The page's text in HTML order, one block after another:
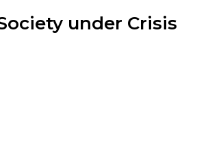
under Crisis